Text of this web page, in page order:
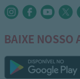
BAIXE NOSSO